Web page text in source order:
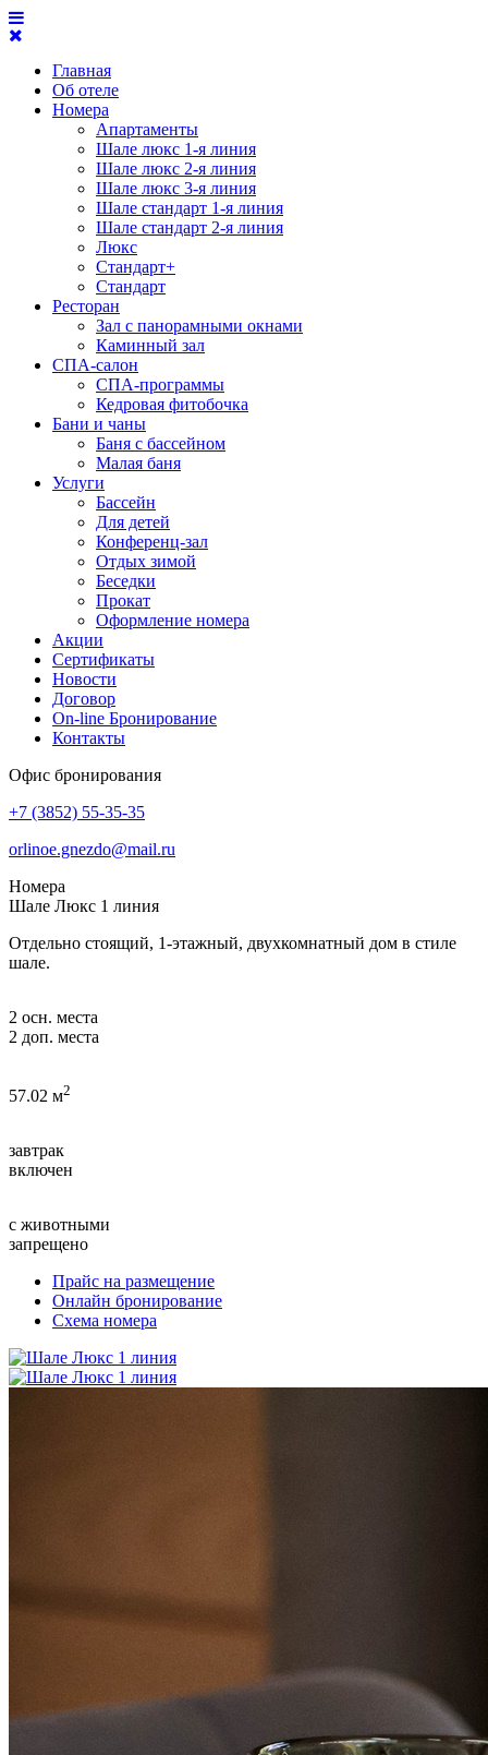
Главная
Об отеле
Номера
Апартаменты
Шале люкс 1-я линия
Шале люкс 2-я линия
Шале люкс 3-я линия
Шале стандарт 1-я линия
Шале стандарт 2-я линия
Люкс
Стандарт+
Стандарт
Ресторан
Зал с панорамными окнами
Каминный зал
СПА-салон
СПА-программы
Кедровая фитобочка
Бани и чаны
Баня с бассейном
Малая баня
Услуги
Бассейн
Для детей
Конференц-зал
Отдых зимой
Беседки
Прокат
Оформление номера
Акции
Сертификаты
Новости
Договор
On-line Бронирование
Контакты
Офис бронирования
+7 (3852) 55-35-35
orlinoe.gnezdo@mail.ru
Номера
Шале Люкс 1 линия
Отдельно стоящий, 1-этажный, двухкомнатный дом в стиле
шале.
2 осн. места
2 доп. места
57.02 м2
завтрак
включен
с животными
запрещено
Прайс на размещение
Онлайн бронирование
Схема номера